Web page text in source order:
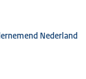
Nederland